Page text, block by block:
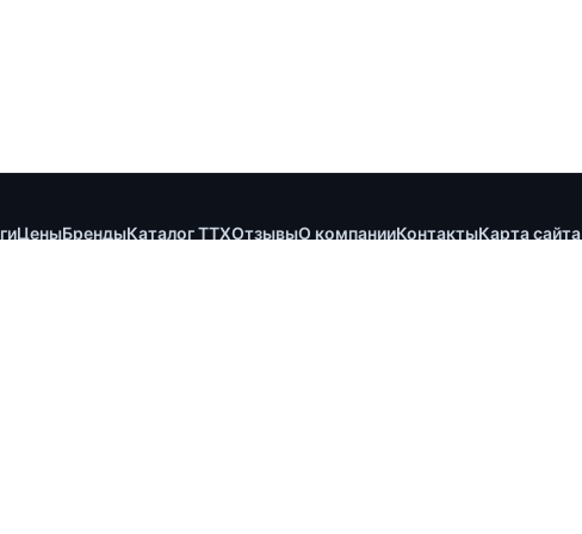
ЦеныБрендыКаталог ТТХОтзывыО компанииКонтактыКарта сайта